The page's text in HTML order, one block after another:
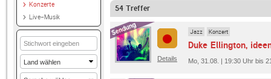
Konzerte
Live-Musik
54 Treffer
Details
Jazz Konzert
Mo, 31.08. | 19:30 Uhr bis